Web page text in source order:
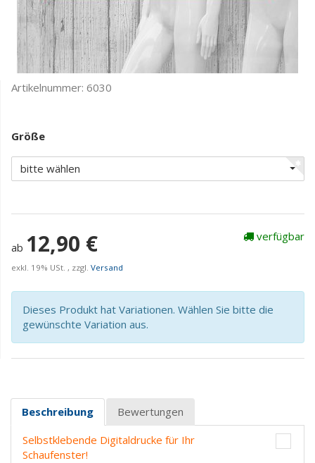
Artikelnummer: 6030
Größe
bitte wählen
ab 12,90 €
exkl. 19% USt. , zzgl. Versand
verfügbar
Dieses Produkt hat Variationen. Wählen Sie bitte die
gewünschte Variation aus.
Beschreibung
Bewertungen
Selbstklebende Digitaldrucke für Ihr
Schaufenster!